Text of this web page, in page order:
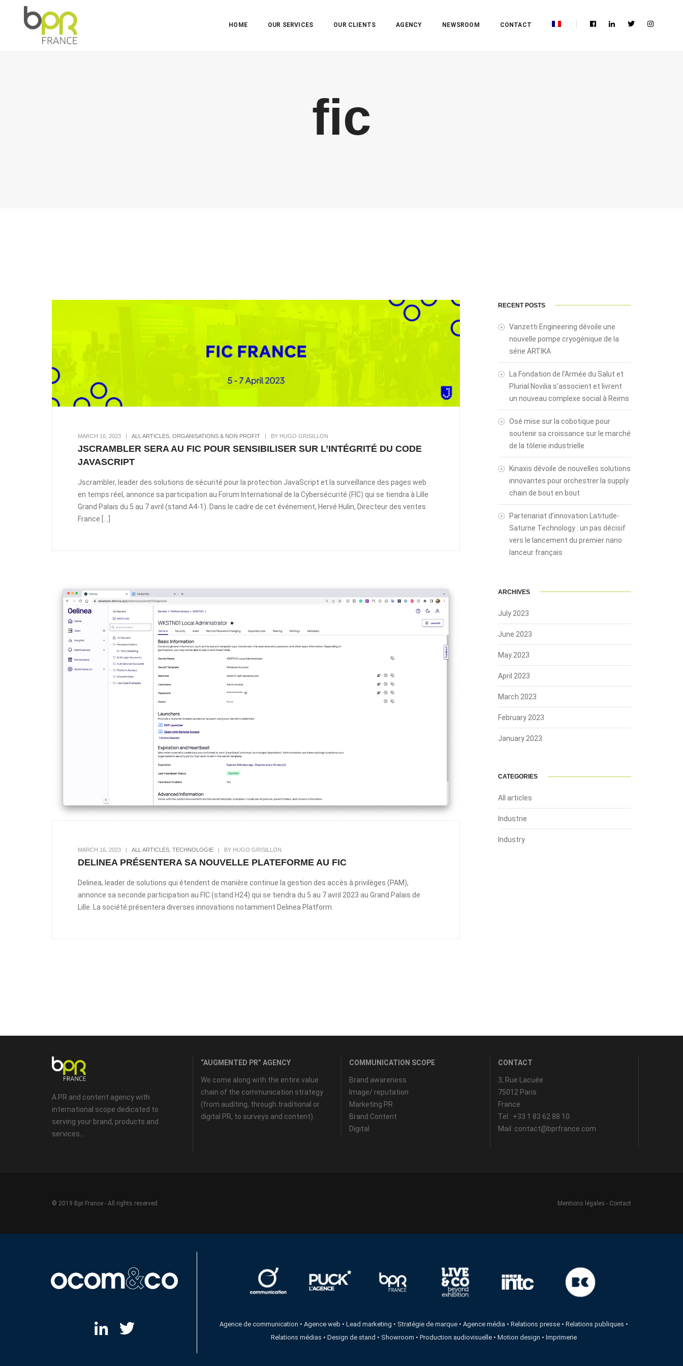
HOME OUR SERVICES OUR CLIENTS AGENCY NEWSROOM CONTACT
fic
MARCH 16, 2023 | ALL ARTICLES ORGANISATIONS & NON PROFIT | BY HUGO GRISILLON
JSCRAMBLER SERA AU FIC POUR SENSIBILISER SUR L’INTÉGRITÉ DU CODE
JAVASCRIPT
Jscrambler, leader des solutions de sécurité pour la protection JavaScript et la surveillance des pages web
en temps réel, annonce sa participation au Forum International de la Cybersécurité (FIC) qui se tiendra à Lille
Grand Palais du 5 au 7 avril (stand A4-1). Dans le cadre de cet événement, Hervé Hulin, Directeur des ventes
France […]
MARCH 16, 2023 ALL ARTICLES, TECHNOLOGIE BY HUGO GRISILLON
DELINEA PRÉSENTERA SA NOUVELLE PLATEFORME AU FIC
Delinea, leader de solutions qui étendent de manière continue la gestion des accès à privilèges (PAM),
annonce sa seconde participation au FIC (stand H24) qui se tiendra du 5 au 7 avril 2023 au Grand Palais de
Lille. La société présentera diverses innovations notamment Delinea Platform.
RECENT POSTS
Vanzetti Engineering dévoile une
nouvelle pompe cryogénique de la
série ARTIKA
La Fondation de l’Armée du Salut et
Plurial Novilia s’associent et livrent
un nouveau complexe social à Reims
Osé mise sur la cobotique pour
soutenir sa croissance sur le marché
de la tôlerie industrielle
Kinaxis dévoile de nouvelles solutions
innovantes pour orchestrer la supply
chain de bout en bout
Partenariat d’innovation Latitude-
Saturne Technology : un pas décisif
vers le lancement du premier nano
lanceur français
ARCHIVES
July 2023
June 2023
May 2023
April 2023
March 2023
February 2023
January 2023
CATEGORIES
All articles
Industrie
Industry
A PR and content agency with
international scope dedicated to
serving your brand, products and
services...
“AUGMENTED PR” AGENCY
We come along with the entire value
chain of the communication strategy
(from auditing, through traditional or
digital PR, to surveys and content).
COMMUNICATION SCOPE
Brand awareness
Image/ reputation
Marketing PR
Brand Content
Digital
CONTACT
3, Rue Lacuée
75012 Paris
France
Tel : +33 1 83 62 88 10
Mail: contact@bprfrance.com
© 2019 Bpr France - All rights reserved Mentions légales - Contact
Agence de communication •Agence web •Lead marketing • Stratégie de marque •Agence média •Relations presse •Relations publiques •
Relations médias •Design de stand • Showroom •Production audiovisuelle •Motion design •Imprimerie